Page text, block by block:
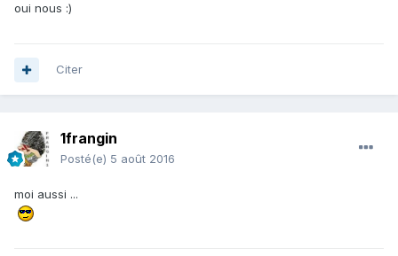
oui nous :)
Citer
1frangin
Posté(e) 5 août 2016
moi aussi ...